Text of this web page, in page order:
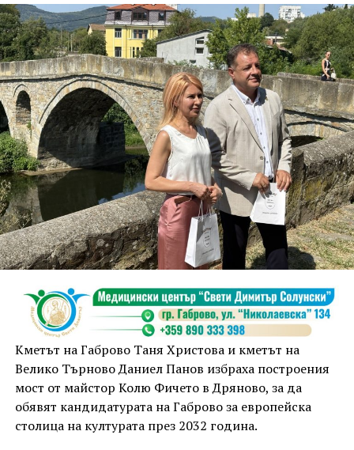
Кметът на Габрово Таня Христова и кметът на
Велико Търново Даниел Панов избраха построения
мост от майстор Колю Фичето в Дряново, за да
обявят кандидатурата на Габрово за европейска
столица на културата през 2032 година.